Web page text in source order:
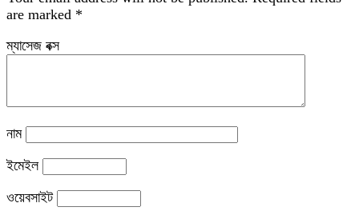
are marked *
ম্যাসেজ বক্স
নাম
ইমেইল
ওয়েবসাইট